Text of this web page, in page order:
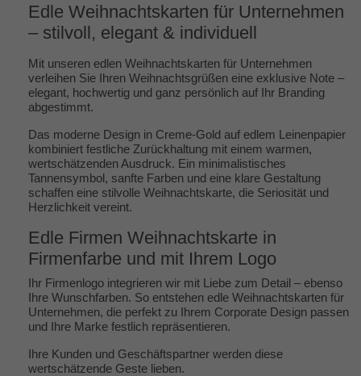
Edle Weihnachtskarten für Unternehmen
– stilvoll, elegant & individuell
Mit unseren edlen Weihnachtskarten für Unternehmen
verleihen Sie Ihren Weihnachtsgrüßen eine exklusive Note –
elegant, hochwertig und ganz persönlich auf Ihr Branding
abgestimmt.
Das moderne Design in Creme-Gold auf edlem Leinenpapier
kombiniert festliche Zurückhaltung mit einem warmen,
wertschätzenden Ausdruck. Ein minimalistisches
Tannensymbol, sanfte Farben und eine klare Gestaltung
schaffen eine stilvolle Weihnachtskarte, die Seriosität und
Herzlichkeit vereint.
Edle Firmen Weihnachtskarte in
Firmenfarbe und mit Ihrem Logo
Ihr Firmenlogo integrieren wir mit Liebe zum Detail – ebenso
Ihre Wunschfarben. So entstehen edle Weihnachtskarten für
Unternehmen, die perfekt zu Ihrem Corporate Design passen
und Ihre Marke festlich repräsentieren.
Ihre Kunden und Geschäftspartner werden diese
wertschätzende Geste lieben.